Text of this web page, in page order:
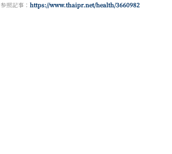
参照記事： https://www.thaipr.net/health/3660982